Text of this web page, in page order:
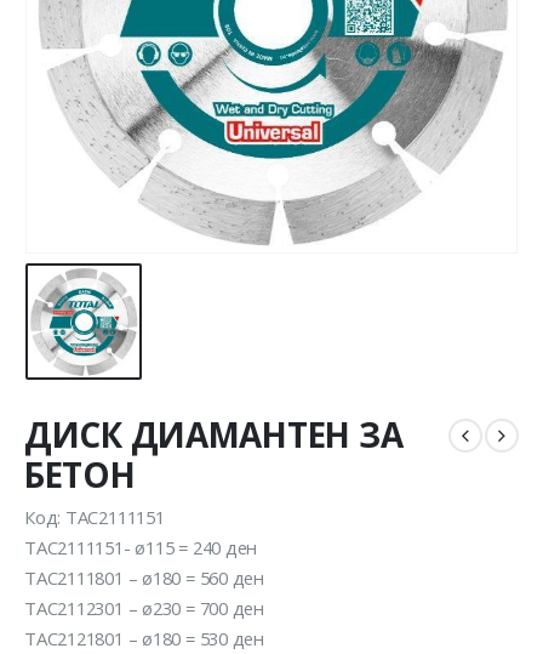
ДИСК ДИАМАНТЕН ЗА
БЕТОН
Код: TAC2111151
TAC2111151- ø115 = 240 ден
TAC2111801 – ø180 = 560 ден
TAC2112301 – ø230 = 700 ден
TAC2121801 – ø180 = 530 ден